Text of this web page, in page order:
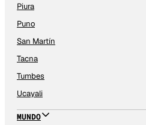
Piura
Puno
San Martín
Tacna
Tumbes
Ucayali
MUNDO